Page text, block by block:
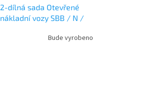
2-dílná sada Otevřené
nákladní vozy SBB / N /
Bude vyrobeno